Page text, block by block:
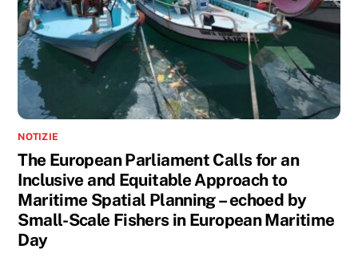
NOTIZIE
The European Parliament Calls for an
Inclusive and Equitable Approach to
Maritime Spatial Planning – echoed by
Small-Scale Fishers in European Maritime
Day